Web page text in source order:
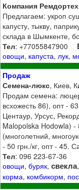
Компания
Предлагаем: укроп
капусту, тыкву,
склада в Шымкенте,
Тел: +77055847900
овощи, капуста, лук,
Продаж
Семена-люкс, Киев,
Продам семена:
всхожесть 86), опт -
Центаур, Урсус,
Malopolska Hodowla) -
(многолетний,
- 50 грн./кг, опт - 45.
Тел: 096 223-67-36
овощи,буряк,свекла
корма, комбикорм,